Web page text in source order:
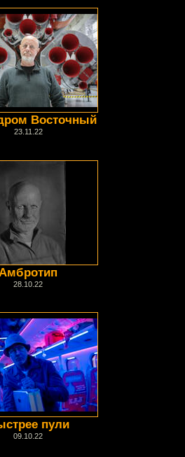
Восточный
23.11.22
Амбротип
28.10.22
пули
09.10.22